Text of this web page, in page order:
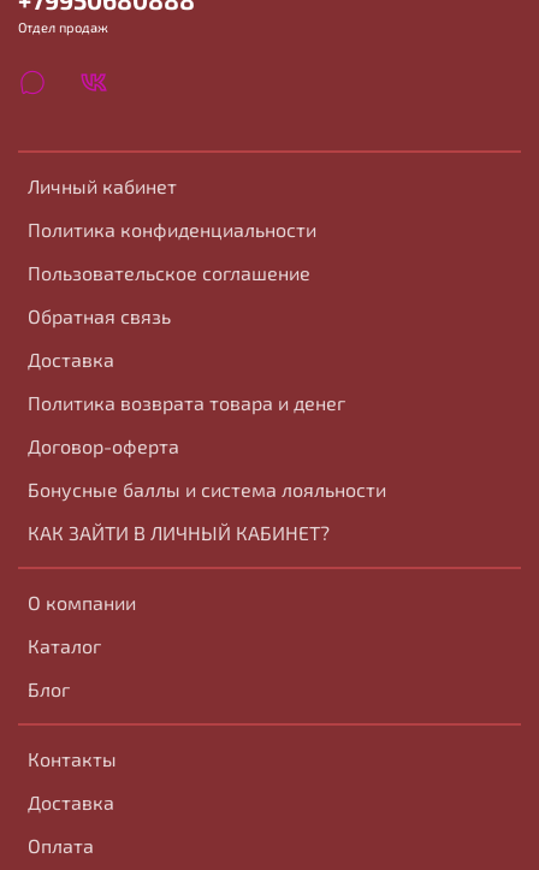
Личный кабинет
Политика конфиденциальности
Пользовательское соглашение
Обратная связь
Доставка
Политика возврата товара и денег
Договор-оферта
Бонусные баллы и система лояльности
КАК ЗАЙТИ В ЛИЧНЫЙ КАБИНЕТ?
О компании
Каталог
Блог
Контакты
Доставка
Оплата
Отдел продаж